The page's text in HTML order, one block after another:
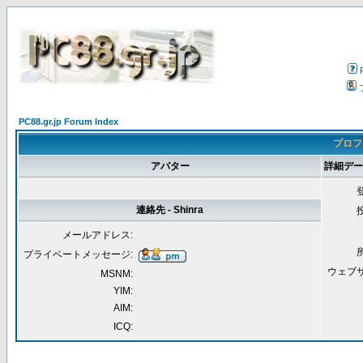
PC88.gr.jp Forum Index
プロ
アバター
詳細デ
ウェブ
連絡先 - Shinra
メールアドレス:
プライベートメッセージ:
MSNM:
YIM:
AIM:
ICQ: